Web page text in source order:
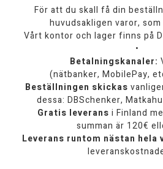
För att du skall få din
huvudsakligen varor,
Vårt kontor och lager finns på
•
Betalningskanaler:
(nätbanker, MobilePay,
Beställningen skickas
dessa: DBSchenker,
Gratis leverans i Finland
summan är 120€
Leverans runtom nästan hela